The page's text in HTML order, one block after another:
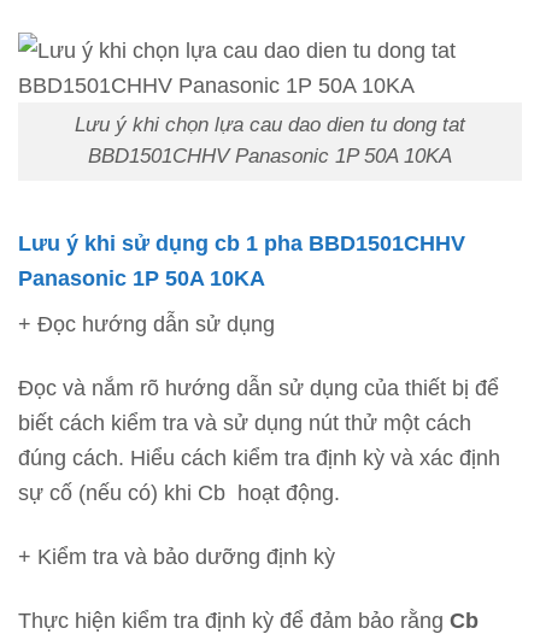
Lưu ý khi chọn lựa cau dao dien tu dong tat
BBD1501CHHV Panasonic 1P 50A 10KA
Lưu ý khi sử dụng cb 1 pha BBD1501CHHV
Panasonic 1P 50A 10KA
+ Đọc hướng dẫn sử dụng
Đọc và nắm rõ hướng dẫn sử dụng của thiết bị để
biết cách kiểm tra và sử dụng nút thử một cách
đúng cách. Hiểu cách kiểm tra định kỳ và xác định
sự cố (nếu có) khi Cb hoạt động.
+ Kiểm tra và bảo dưỡng định kỳ
Thực hiện kiểm tra định kỳ để đảm bảo rằng Cb